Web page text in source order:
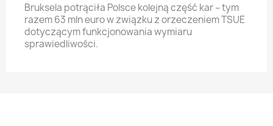
Bruksela potrąciła Polsce kolejną część kar – tym
razem 63 mln euro w związku z orzeczeniem TSUE
dotyczącym funkcjonowania wymiaru
sprawiedliwości.